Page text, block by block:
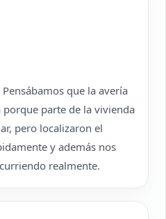
que la avería
porque parte de la vivienda
pero localizaron el
y además nos
realmente.